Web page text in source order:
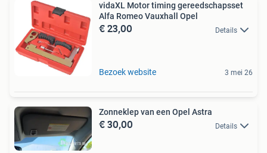
vidaXL Motor timing gereedschapsset
Alfa Romeo Vauxhall Opel
€ 23,00 Details
Bezoek website 3 mei 26
Zonneklep van een Opel Astra
€ 30,00 Details